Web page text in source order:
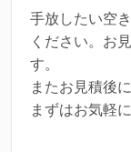
手放したい空
ください。お
す。
またお見積後
まずはお気軽